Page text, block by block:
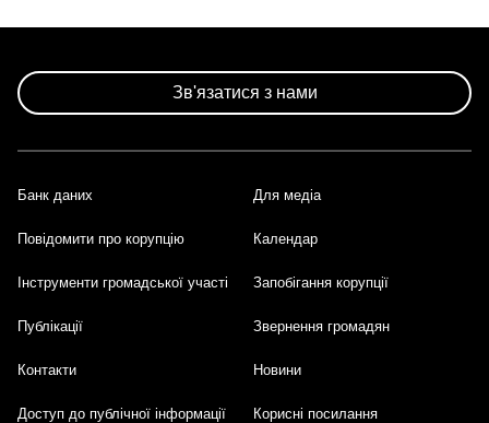
Зв'язатися з нами
Footer
Банк даних Для медіа
Повідомити про корупцію Календар
Інструменти громадської участі Запобігання корупції
Публікації Звернення громадян
Контакти Новини
Доступ до публічної інформації Корисні посилання